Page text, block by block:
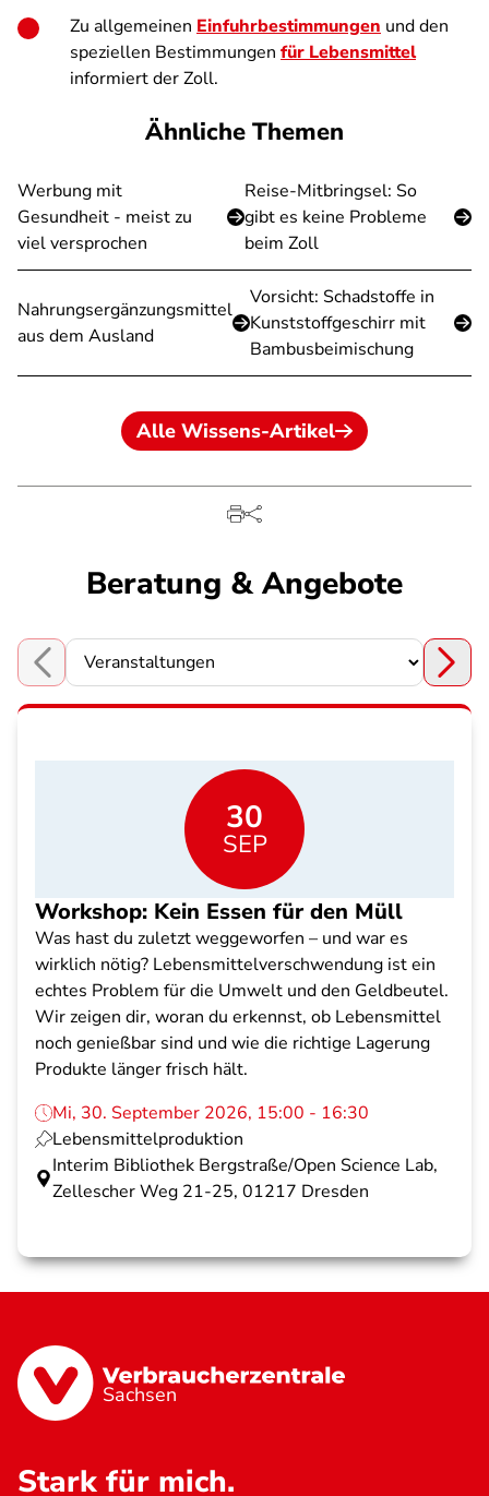
Zu allgemeinen Einfuhrbestimmungen und den
speziellen Bestimmungen für Lebensmittel
informiert der Zoll.
Ähnliche Themen
Werbung mit
Gesundheit - meist zu
viel versprochen
Reise-Mitbringsel: So
gibt es keine Probleme
beim Zoll
Nahrungsergänzungsmittel
aus dem Ausland
Vorsicht: Schadstoffe in
Kunststoffgeschirr mit
Bambusbeimischung
Alle Wissens-Artikel
Beratung & Angebote
Choose a section
30
SEP
Workshop: Kein Essen für den Müll
Was hast du zuletzt weggeworfen – und war es
wirklich nötig? Lebensmittelverschwendung ist ein
echtes Problem für die Umwelt und den Geldbeutel.
Wir zeigen dir, woran du erkennst, ob Lebensmittel
noch genießbar sind und wie die richtige Lagerung
Produkte länger frisch hält.
Mi, 30. September 2026, 15:00 - 16:30
Lebensmittelproduktion
Interim Bibliothek Bergstraße/Open Science Lab,
Zellescher Weg 21-25, 01217 Dresden
Sachsen
Stark für mich.